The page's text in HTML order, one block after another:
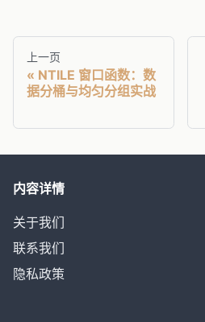
上一页
NTILE 窗口函数：数
据分桶与均匀分组实战
内容详情
关于我们
联系我们
隐私政策